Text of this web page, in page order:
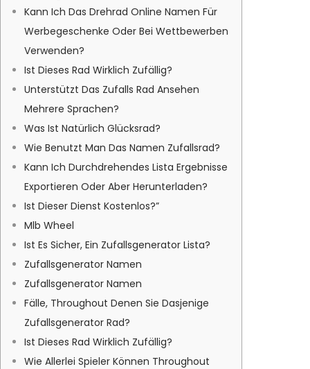
Kann Ich Das Drehrad Online Namen Für
Werbegeschenke Oder Bei Wettbewerben
Verwenden?
Ist Dieses Rad Wirklich Zufällig?
Unterstützt Das Zufalls Rad Ansehen
Mehrere Sprachen?
Was Ist Natürlich Glücksrad?
Wie Benutzt Man Das Namen Zufallsrad?
Kann Ich Durchdrehendes Lista Ergebnisse
Exportieren Oder Aber Herunterladen?
Ist Dieser Dienst Kostenlos?”
Mlb Wheel
Ist Es Sicher, Ein Zufallsgenerator Lista?
Zufallsgenerator Namen
Zufallsgenerator Namen
Fälle, Throughout Denen Sie Dasjenige
Zufallsgenerator Rad?
Ist Dieses Rad Wirklich Zufällig?
Wie Allerlei Spieler Können Throughout